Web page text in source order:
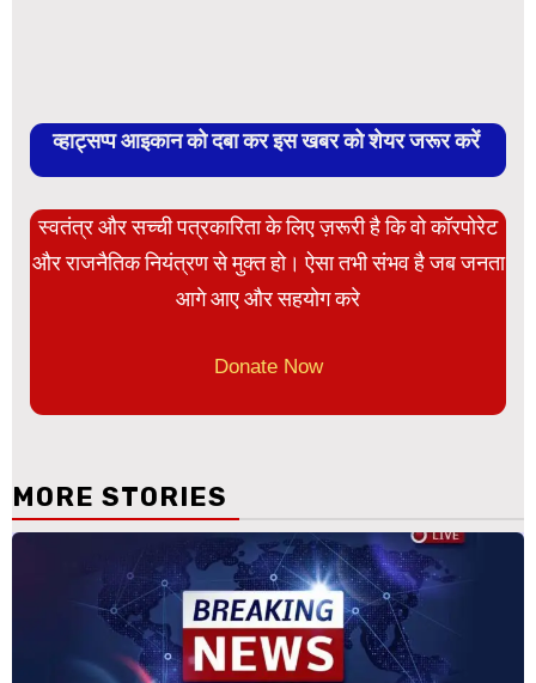
व्हाट्सप्प आइकान को दबा कर इस खबर को शेयर जरूर करें
स्वतंत्र और सच्ची पत्रकारिता के लिए ज़रूरी है कि वो कॉरपोरेट
और राजनैतिक नियंत्रण से मुक्त हो। ऐसा तभी संभव है जब जनता
आगे आए और सहयोग करे
Donate Now
MORE STORIES